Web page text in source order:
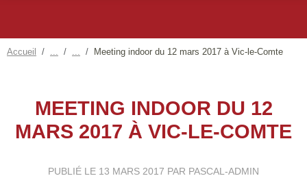
Accueil Meeting indoor du 12 mars 2017 à Vic-le-Comte
MEETING INDOOR DU 12
MARS 2017 À VIC-LE-COMTE
PUBLIÉ LE 13 MARS 2017 PAR PASCAL-ADMIN